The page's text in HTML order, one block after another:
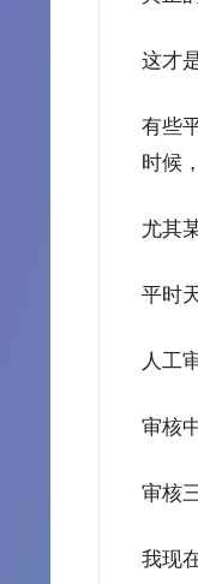
这才
有些
时候
尤其
平时
人工
审核
审核
我现